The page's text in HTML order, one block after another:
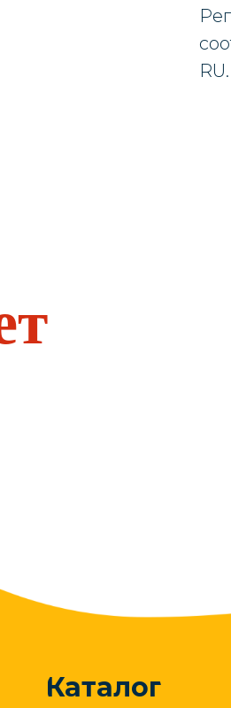
Каталог